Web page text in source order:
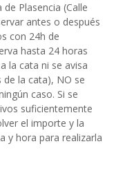
Plasencia (Calle
antes o después
con 24h de
hasta 24 horas
la cata ni se avisa
la cata), NO se
caso. Si se
suficientemente
el importe y la
y hora para realizarla